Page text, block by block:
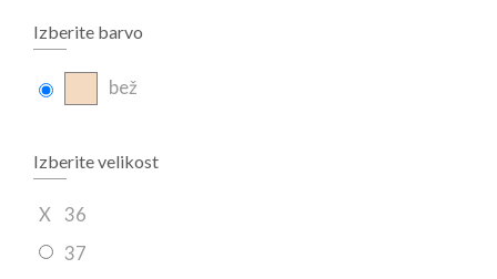
Izberite barvo
bež
Izberite velikost
X
36
37